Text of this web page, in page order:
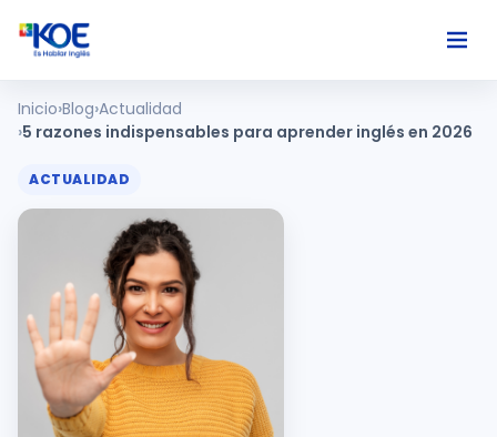
Ingles
Paises
Nosotros
Usuarios
Comunidad
Inicio Blog Actualidad
5 razones indispensables para aprender inglés en 2026
ACTUALIDAD